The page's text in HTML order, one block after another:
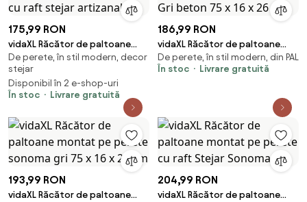
175,99 RON
vidaXL Răcător de paltoane
montat pe perete cu raft
stejar artizanal
De perete, în stil modern, decor
stejar
Disponibil în 2 e-shop-uri
În stoc
Livrare gratuită
186,99 RON
vidaXL Răcător de paltoane
montat pe perete Gri beton 75
x 16 x 26 cm
De perete, în stil modern, din PAL
În stoc
Livrare gratuită
193,99 RON
vidaXL Răcător de paltoane
204,99 RON
vidaXL Răcător de paltoane